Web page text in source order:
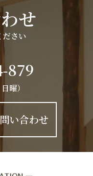
せ
ださい
879
曜）
い合わせ